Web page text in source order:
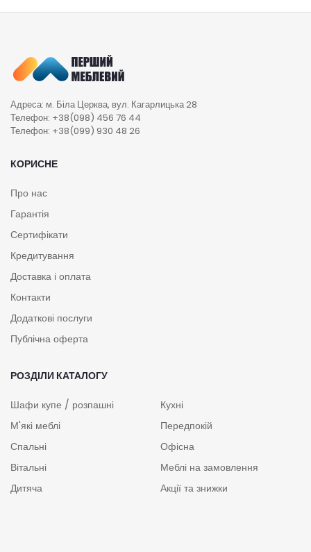
Адреса: м. Біла Церква, вул. Кагарлицька 28
Телефон: +38(098) 456 76 44
Телефон: +38(099) 930 48 26
КОРИСНЕ
Про нас
Гарантія
Сертифікати
Кредитування
Доставка і оплата
Контакти
Додаткові послуги
Публічна оферта
РОЗДІЛИ КАТАЛОГУ
Шафи купе / розпашні
М'які меблі
Спальні
Вітальні
Дитяча
Кухні
Передпокій
Офісна
Меблі на замовлення
Акції та знижки